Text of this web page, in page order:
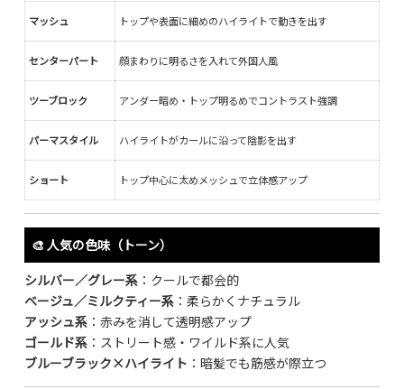
マッシュ
トップや表面に細めのハイライトで動きを出す
センターパート 顔まわりに明るさを入れて外国人風
ツーブロック アンダー暗め・トップ明るめでコントラスト強調
パーマスタイル ハイライトがカールに沿って陰影を出す
ショート トップ中心に太めメッシュで立体感アップ
🎨 人気の色味（トーン）
シルバー／グレー系：クールで都会的
ベージュ／ミルクティー系：柔らかくナチュラル
アッシュ系：赤みを消して透明感アップ
ゴールド系：ストリート感・ワイルド系に人気
ブルーブラック×ハイライト ：暗髪でも筋感が際立つ